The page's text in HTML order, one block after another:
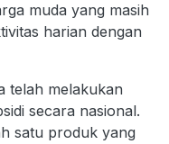
muda yang masih
harian dengan
telah melakukan
secara nasional.
satu produk yang